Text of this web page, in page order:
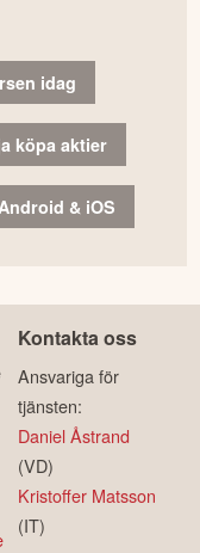
idag
köpa aktier
& iOS
Kontakta oss
Ansvariga för
tjänsten:
Daniel Åstrand
(VD)
Kristoffer Matsson
(IT)